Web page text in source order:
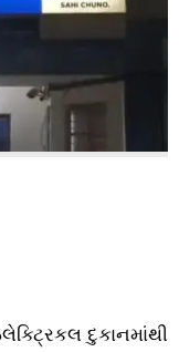
દુકાનમાંથી